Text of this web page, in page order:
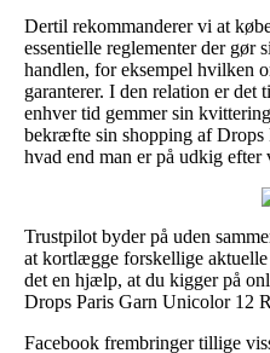
Dertil rekommanderer vi at
essentielle reglementer der gør
handlen, for eksempel hvilken
garanterer. I den relation er det
enhver tid gemmer sin
bekræfte sin shopping af
hvad end man er på udkig efter
Trustpilot byder på uden
at kortlægge forskellige
det en hjælp, at du kigger på
Drops Paris Garn Unicolor 12
Facebook frembringer tillige